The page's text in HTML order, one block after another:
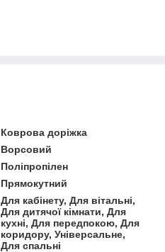
Коврова доріжка
Ворсовий
Поліпропілен
Прямокутний
Для кабінету, Для вітальні,
Для дитячої кімнати, Для
кухні, Для передпокою, Для
коридору, Універсальне,
Для спальні